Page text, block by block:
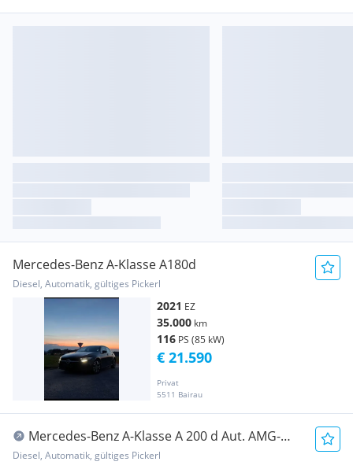
Mercedes-Benz A-Klasse A180d
Diesel, Automatik, gültiges Pickerl
2021 EZ
35.000 km
116 PS (85 kW)
Privat
5511 Bairau
€ 21.590
Mercedes-Benz A-Klasse A 200 d Aut. AMG-
Line
Diesel, Automatik, gültiges Pickerl